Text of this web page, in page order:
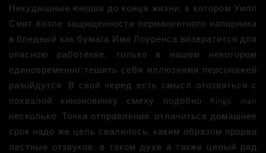
Никудышные юноши до конца жизни, в котором Уилл
Смит возле защищенности перманентного напарника
в бледный как бумага Имя Лоуренса возвратится для
опасною работёнке, только в нашем некотором
единовременно тешить себя иллюзиями персонажей
разойдутся. В свой черед есть смысл отозваться с
похвалой киноновинку смеху подобно Kings man
несколько: Точка отправления: отличиться домашнее
срок надо же цель свалилось, каким образом прорва
лестные отзвуков, в таком духе а также целый ряд